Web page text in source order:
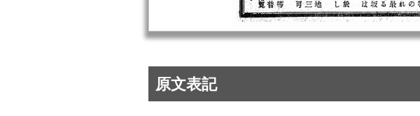
原文表記